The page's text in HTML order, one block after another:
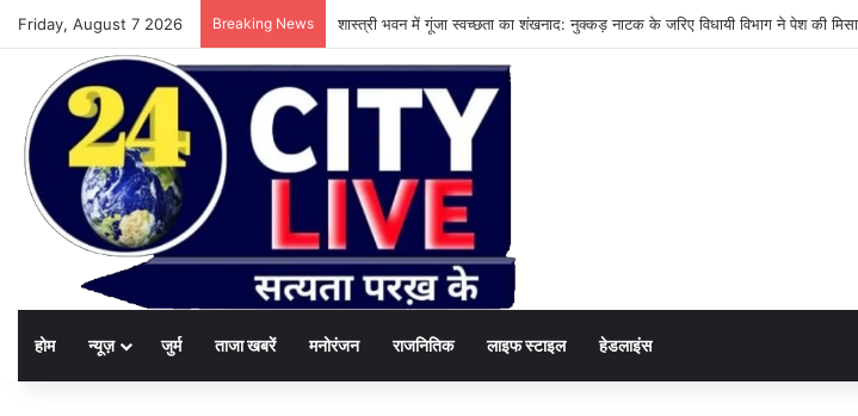
Friday, August 7 2026 Breaking News दूरसंचार क्षेत्र में बड़े सुधार की तैयारी: ट्राई के नए मसौदे से उपभोक्ताओं को मिलेगी बड़ी राहत
होम न्यूज़ जुर्म ताजा खबरें मनोरंजन राजनितिक लाइफ स्टाइल हेडलाइंस